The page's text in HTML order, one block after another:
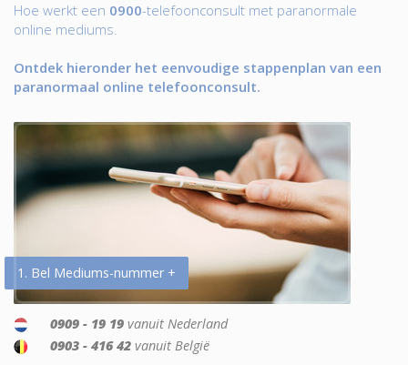
Hoe werkt een 0900-telefoonconsult met paranormale
online mediums.
Ontdek hieronder het eenvoudige stappenplan van een
paranormaal online telefoonconsult.
1. Bel Mediums-nummer +
0909 - 19 19 vanuit Nederland
0903 - 416 42 vanuit België